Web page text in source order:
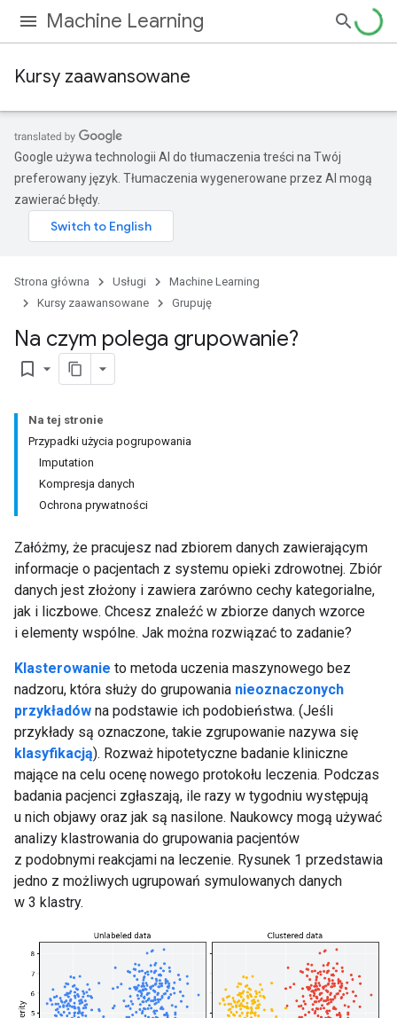
Machine Learning
Kursy zaawansowane
Google używa technologii AI do tłumaczenia treści na Twój
preferowany język. Tłumaczenia wygenerowane przez AI mogą
zawierać błędy.
Strona główna Usługi
Machine Learning
Kursy zaawansowane
Grupuję
Na czym polega grupowanie?
bookmark_border
Na tej stronie
Przypadki użycia pogrupowania
Imputation
Kompresja danych
Ochrona prywatności
Załóżmy, że pracujesz nad zbiorem danych zawierającym
informacje o pacjentach z systemu opieki zdrowotnej. Zbiór
danych jest złożony i zawiera zarówno cechy kategorialne,
jak i liczbowe. Chcesz znaleźć w zbiorze danych wzorce
i elementy wspólne. Jak można rozwiązać to zadanie?
Klasterowanie to metoda uczenia maszynowego bez
nadzoru, która służy do grupowania nieoznaczonych
przykładów na podstawie ich podobieństwa. (Jeśli
przykłady są oznaczone, takie zgrupowanie nazywa się
klasyfikacją). Rozważ hipotetyczne badanie kliniczne
mające na celu ocenę nowego protokołu leczenia. Podczas
badania pacjenci zgłaszają, ile razy w tygodniu występują
u nich objawy oraz jak są nasilone. Naukowcy mogą używać
analizy klastrowania do grupowania pacjentów
z podobnymi reakcjami na leczenie. Rysunek 1 przedstawia
jedno z możliwych ugrupowań symulowanych danych
w 3 klastry.